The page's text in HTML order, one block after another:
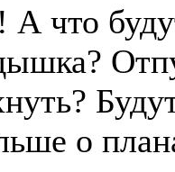
А что
о